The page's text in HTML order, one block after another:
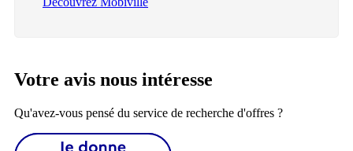
Votre avis nous intéresse
Qu'avez-vous pensé du service de recherche d'offres ?